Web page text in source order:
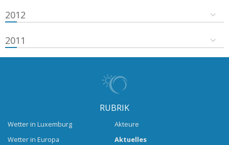
2012
2011
RUBRIK
Wetter in Luxemburg
Wetter in Europa
Akteure
Aktuelles